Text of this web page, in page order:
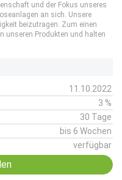
und der Fokus unseres
an sich. Unsere
beizutragen. Zum einen
unseren Produkten und halten
11.10.2022
3 %
30 Tage
bis 6 Wochen
verfügbar